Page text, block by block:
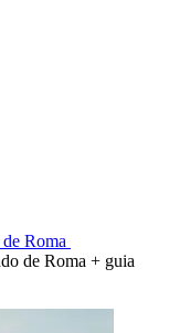
Roma
de Roma + guia